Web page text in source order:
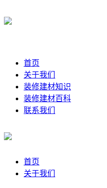
首页
关于我们
装修建材知识
装修建材百科
联系我们
首页
关于我们